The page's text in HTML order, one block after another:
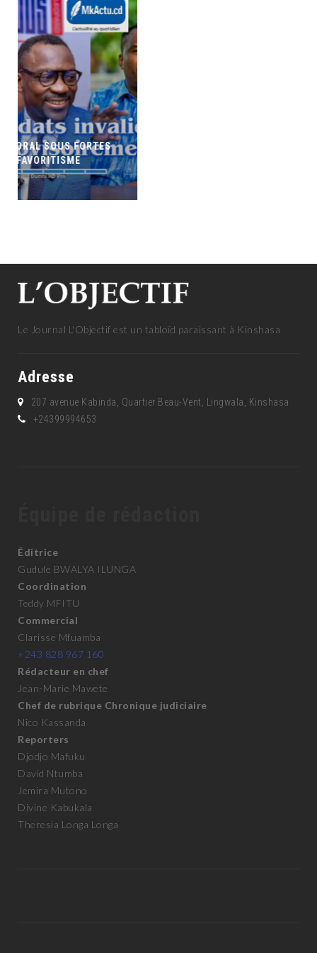
Le Journal L'Objectif est un tabloïd paraissant à Kinshasa
Adresse
207 avenue Kabinda, Quartier Beau-Vent, Lingwala, Kinshasa
+24399994653
Éditrice
Gudule BWALYA ILUNGA
Coordination
Teddy MFITU
Commercial
Clarisse Mfuamba
+243 828 967 160
Rédacteur en chef
Jean-Marie Mawete
Chef de rubrique Chronique judiciaire
Nico Kassanda
Reporters
Djodjo Mafuku
David Ntumba
Jemira Mutono
Divine Kabukala
Theresia Longa Longa